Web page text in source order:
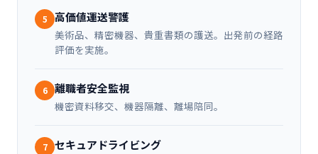
5 高価値運送警護
美術品、精密機器、貴重書類の護送。出発前の経路
評価を実施。
6 離職者安全監視
機密資料移交、機器隔離、離場陪同。
7 セキュアドライビング